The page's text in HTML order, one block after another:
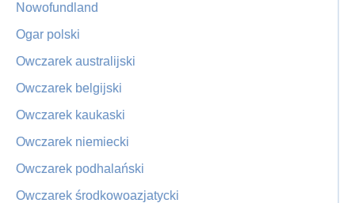
Nowofundland
Ogar polski
Owczarek australijski
Owczarek belgijski
Owczarek kaukaski
Owczarek niemiecki
Owczarek podhalański
Owczarek środkowoazjatycki